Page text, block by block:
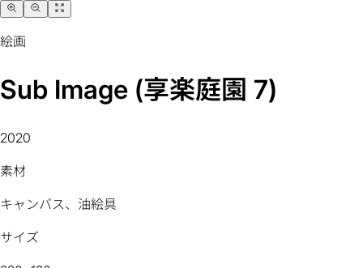
絵画
Sub Image (享楽庭園 7)
2020
素材
キャンバス、油絵具
サイズ